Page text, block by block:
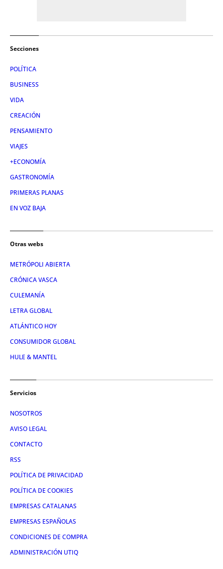
Secciones
POLÍTICA
BUSINESS
VIDA
CREACIÓN
PENSAMIENTO
VIAJES
+ECONOMÍA
GASTRONOMÍA
PRIMERAS PLANAS
EN VOZ BAJA
Otras webs
METRÓPOLI ABIERTA
CRÓNICA VASCA
CULEMANÍA
LETRA GLOBAL
ATLÁNTICO HOY
CONSUMIDOR GLOBAL
HULE & MANTEL
Servicios
NOSOTROS
AVISO LEGAL
CONTACTO
RSS
POLÍTICA DE PRIVACIDAD
POLÍTICA DE COOKIES
EMPRESAS CATALANAS
EMPRESAS ESPAÑOLAS
CONDICIONES DE COMPRA
ADMINISTRACIÓN UTIQ